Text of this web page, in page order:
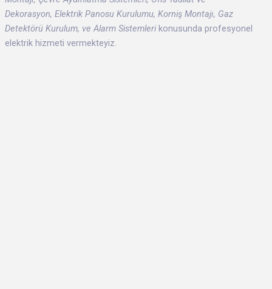
Dekorasyon, Elektrik Panosu Kurulumu, Korniş Montajı, Gaz
Detektörü Kurulum, ve Alarm Sistemlerikonusunda profesyonel
elektrik hizmeti vermekteyiz.